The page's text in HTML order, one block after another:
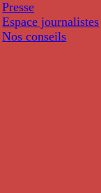
Presse
Espace journalistes
Nos conseils